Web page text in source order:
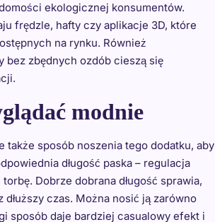
ekologicznej konsumentów.
frędzle, hafty czy aplikacje 3D, które
na rynku. Również
bez zbędnych ozdób cieszą się
modnie
także sposób noszenia tego dodatku, aby
długość paska – regulacja
Dobrze dobrana długość sprawia,
czas. Można nosić ją zarówno
sposób daje bardziej casualowy efekt i